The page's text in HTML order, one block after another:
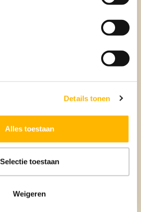
Details tonen
Alles toestaan
Selectie toestaan
Weigeren
diverse banken aantrekkelijke
woningen. Deze financiële
tot de initiële aankoop, maar
tot situaties waarin een bestaande
wordt na een
dus de moeite om te ontdekken
zowel een milieuvriendelijke levensstijl
vergelijk meer dan 40
onlineeen afspraak voor deskundig